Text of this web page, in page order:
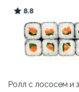
8.8
Ролл с лососем и